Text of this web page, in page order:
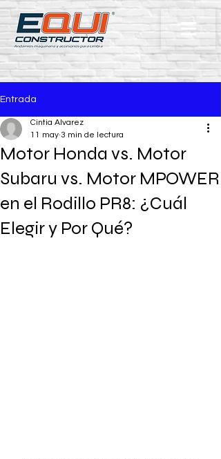
Entrada
Motor Honda vs. Motor
Subaru vs. Motor MPOWER
en el Rodillo PR8: ¿Cuál
Elegir y Por Qué?
Cintia Alvarez
11 may 3 min de lectura